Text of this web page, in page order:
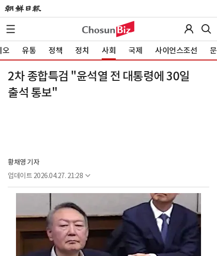
오 유통 정책 정치 사회 국제 사이언스조선
2차 종합특검 "윤석열 전 대통령에 30일
출석 통보"
황채영 기자
업데이트 2026.04.27. 21:28